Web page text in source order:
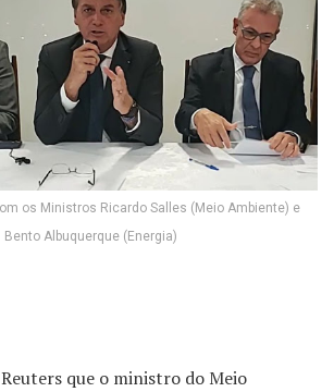
os Ministros Ricardo Salles (Meio Ambiente) e
Bento Albuquerque (Energia)
que o ministro do Meio